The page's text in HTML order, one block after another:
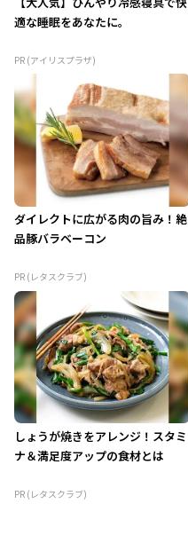
適な睡眠をあなたに。
PR (アイリスプラザ)
ダイレクトに広がる肉の旨み！絶
品豚バラベーコン
PR (レタスクラブ)
しょうが焼きをアレンジ！スタミ
ナ＆満足度アップの食材とは
PR (レタスクラブ)